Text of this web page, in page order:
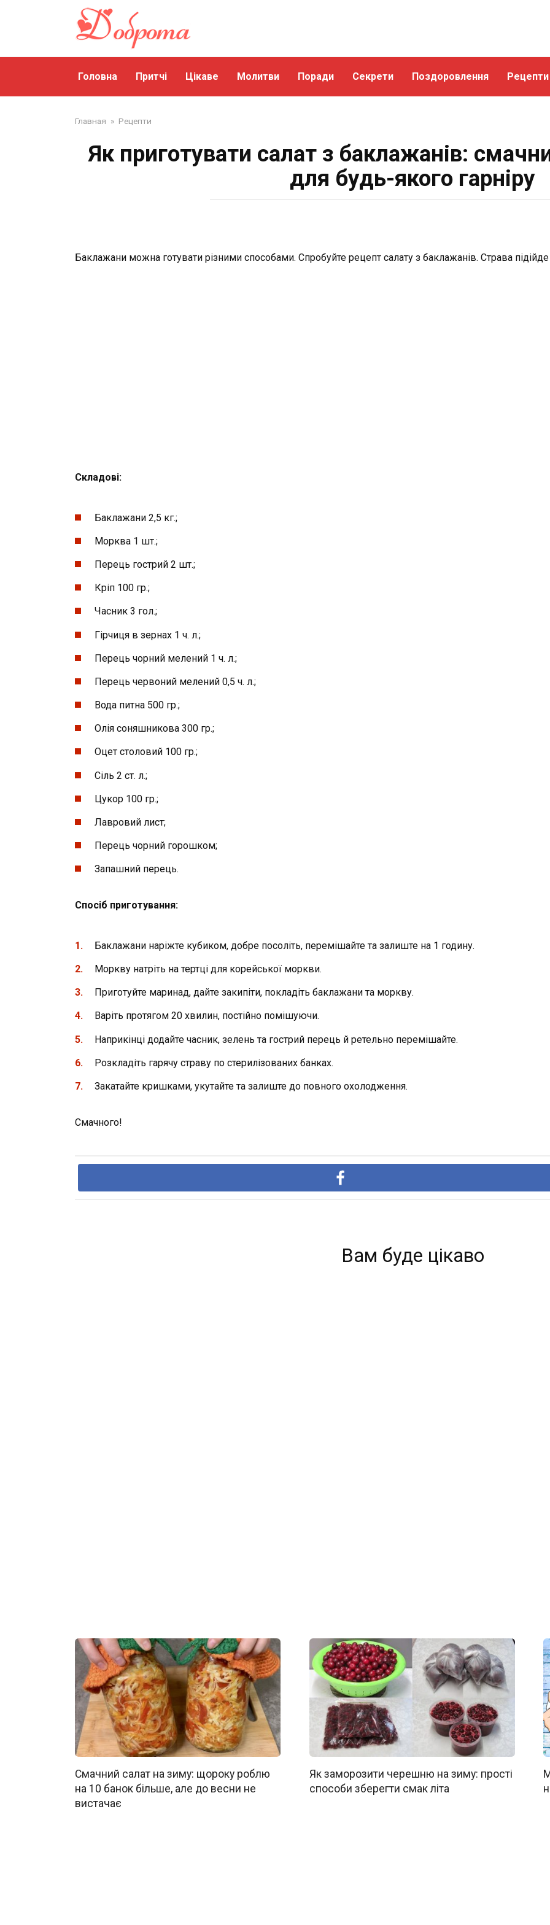
Головна Притчі Цікаве Молитви Поради Секрети Поздоровлення Рецепти
Главная » Рецепти
Як приготувати салат з баклажанів:
для будь-якого гарніру
Баклажани можна готувати різними способами. Спробуйте рецепт салату з баклажанів. Страва підійде
Складові:
Баклажани 2,5 кг.;
Морква 1 шт.;
Перець гострий 2 шт.;
Кріп 100 гр.;
Часник 3 гол.;
Гірчиця в зернах 1 ч. л.;
Перець чорний мелений 1 ч. л.;
Перець червоний мелений 0,5 ч. л.;
Вода питна 500 гр.;
Олія соняшникова 300 гр.;
Оцет столовий 100 гр.;
Сіль 2 ст. л.;
Цукор 100 гр.;
Лавровий лист;
Перець чорний горошком;
Запашний перець.
Спосіб приготування:
Баклажани наріжте кубиком, добре посоліть, перемішайте та залиште на 1 годину.
Моркву натріть на тертці для корейської моркви.
Приготуйте маринад, дайте закипіти, покладіть баклажани та моркву.
Варіть протягом 20 хвилин, постійно помішуючи.
Наприкінці додайте часник, зелень та гострий перець й ретельно перемішайте.
Розкладіть гарячу страву по стерилізованих банках.
Закатайте кришками, укутайте та залиште до повного охолодження.
Смачного!
Вам буде цікаво
Смачний салат на зиму: щороку роблю
на 10 банок більше, але до весни не
вистачає
Як заморозити черешню на зиму: прості
способи зберегти смак літа